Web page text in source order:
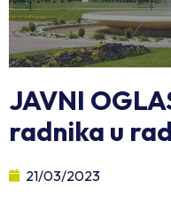
JAVNI
radnika u
21/03/2023